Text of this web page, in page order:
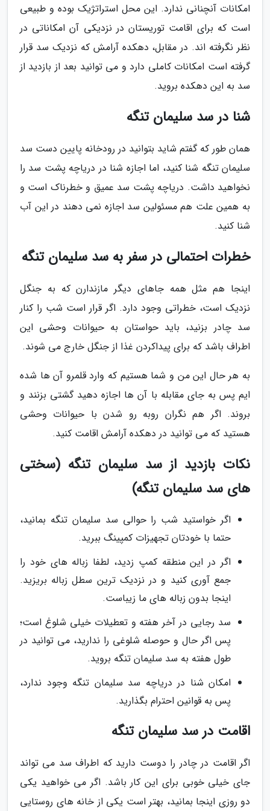
امکانات آنچنانی ندارد. این محل استراتژیک بوده و طبیعی
است که برای اقامت توریستان در نزدیکی آن امکاناتی در
نظر نگرفته اند. در مقابل، دهکده آرامش که نزدیک سد قرار
گرفته است امکانات کاملی دارد و می توانید بعد از بازدید از
سد به این دهکده بروید.
شنا در سد سلیمان تنگه
همان طور که گفتم شاید بتوانید در رودخانه پایین دست سد
سلیمان تنگه شنا کنید، اما اجازه شنا در دریاچه پشت سد را
نخواهید داشت. دریاچه پشت سد عمیق و خطرناک است و
به همین علت هم مسئولین سد اجازه نمی دهند در این آب
شنا کنید.
خطرات احتمالی در سفر به سد سلیمان تنگه
اینجا هم مثل همه جاهای دیگر مازندارن که به جنگل
نزدیک است، خطراتی وجود دارد. اگر قرار است شب را کنار
سد چادر بزنید، باید حواستان به حیوانات وحشی این
اطراف باشد که برای پیداکردن غذا از جنگل خارج می شوند.
به هر حال این من و شما هستیم که وارد قلمرو آن ها شده
ایم پس به جای مقابله با آن ها اجازه دهید گشتی بزنند و
بروند. اگر هم نگران روبه رو شدن با حیوانات وحشی
هستید که می توانید در دهکده آرامش اقامت کنید.
نکات بازدید از سد سلیمان تنگه (سختی
های سد سلیمان تنگه)
اگر خواستید شب را حوالی سد سلیمان تنگه بمانید،
حتما با خودتان تجهیزات کمپینگ ببرید.
اگر در این منطقه کمپ زدید، لطفا زباله های خود را
جمع آوری کنید و در نزدیک ترین سطل زباله بریزید.
اینجا بدون زباله های ما زیباست.
سد رجایی در آخر هفته و تعطیلات خیلی شلوغ است؛
پس اگر حال و حوصله شلوغی را ندارید، می توانید در
طول هفته به سد سلیمان تنگه بروید.
امکان شنا در دریاچه سد سلیمان تنگه وجود ندارد،
پس به قوانین احترام بگذارید.
اقامت در سد سلیمان تنگه
اگر اقامت در چادر را دوست دارید که اطراف سد می تواند
جای خیلی خوبی برای این کار باشد. اگر می خواهید یکی
دو روزی اینجا بمانید، بهتر است یکی از خانه های روستایی